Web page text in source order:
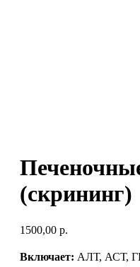
(скрининг)
1500,00 р.
Включает: АЛТ, АСТ,